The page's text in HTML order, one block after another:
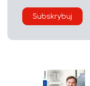
Subskrybuj